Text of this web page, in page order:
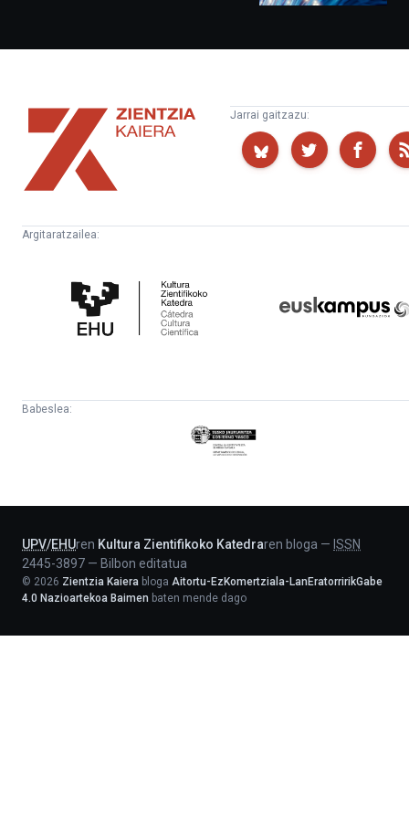
Zientzia
Kaiera
Jarrai gaitzazu:
Argitaratzailea:
Zientifikoko
Katedra
Babeslea:
Eusko
Jaurlaritza
UPV/EHUren Kultura Zientifikoko Katedraren bloga — ISSN
2445-3897 — Bilbon editatua
© 2026 Zientzia Kaiera bloga Aitortu-EzKomertziala-LanEratorririkGabe
4.0 Nazioartekoa Baimen baten mende dago